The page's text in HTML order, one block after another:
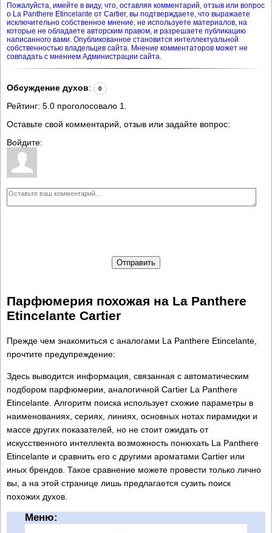
Пожалуйста, имейте в виду, что, оставляя комментарий, отзыв или вопрос
о La Panthere Etincelante от Cartier, вы подтверждаете, что выражаете
исключительно собственное мнение, не используете материалов, на
которые не обладаете авторским правом, и разрешаете публикацию
написанного вами. Опубликованное становится интеллектуальной
собственностью владельцев сайта. Мнение комментаторов может не
совпадать с мнением Администрации сайта.
Обсуждение духов: 0
Рейтинг: 5.0 проголосовало 1
Оставьте свой комментарий, отзыв или задайте вопрос:
Войдите:
Отправить
Парфюмерия похожая на La Panthere
Etincelante Cartier
Прежде чем знакомиться с аналогами La Panthere Etincelante,
прочтите предупреждение:
Здесь выводится информация, связанная с автоматическим
подбором парфюмерии, аналогичной Cartier La Panthere
Etincelante. Алгоритм поиска использует схожие параметры в
наименованиях, сериях, линиях, основных нотах пирамидки и
массе других показателей, но не стоит ожидать от
искусственного интеллекта возможность понюхать La Panthere
Etincelante и сравнить его с другими ароматами Cartier или
иных брендов. Такое сравнение можете провести только лично
вы, а на этой странице лишь предлагается сузить поиск
похожих духов.
Меню: